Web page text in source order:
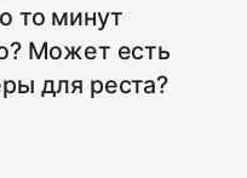
то минут
Может есть
для реста?